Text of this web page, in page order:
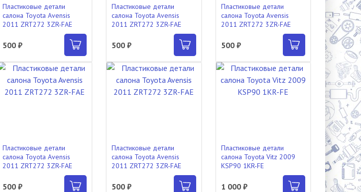
Пластиковые детали
салона Toyota Avensis
2011 ZRT272 3ZR-FAE
500 ₽
Пластиковые детали
салона Toyota Avensis
2011 ZRT272 3ZR-FAE
500 ₽
Пластиковые детали
салона Toyota Avensis
2011 ZRT272 3ZR-FAE
500 ₽
Пластиковые детали
салона Toyota Avensis
2011 ZRT272 3ZR-FAE
500 ₽
Пластиковые детали
салона Toyota Avensis
2011 ZRT272 3ZR-FAE
500 ₽
Пластиковые детали
салона Toyota Vitz 2009
KSP90 1KR-FE
1 000 ₽